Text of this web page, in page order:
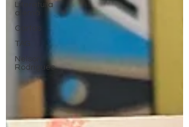
Literatura
alemã
Cartas
TAG
Nelson
Rodrigues